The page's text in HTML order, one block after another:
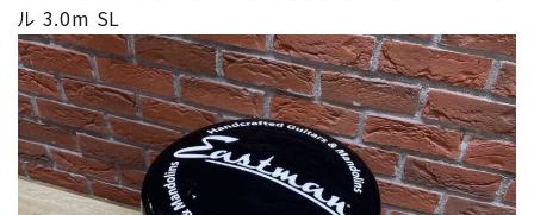
ル 3.0m SL